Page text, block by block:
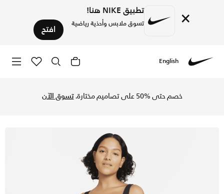
× تطبيق NIKE هنا!
تسوق ملابس وأحذية رياضية افتح
English
خصم حتى %50 على تصاميم مختارة. تسوق الآن